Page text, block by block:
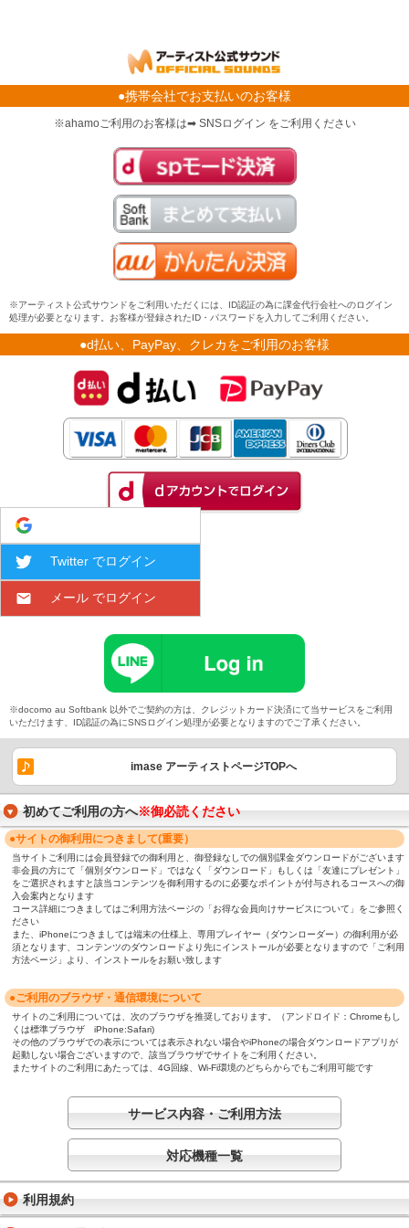
●携帯会社でお支払いのお客様
※ahamoご利用のお客様は➡ SNSログイン をご利用ください
※アーティスト公式サウンドをご利用いただくには、ID認証の為に課金代行会社へのログイン
処理が必要となります。お客様が登録されたID・パスワードを入力してご利用ください。
●d払い、PayPay、クレカをご利用のお客様
Twitter でログイン
メール でログイン
※docomo au Softbank 以外でご契約の方は、クレジットカード決済にて当サービスをご利用
いただけます、ID認証の為にSNSログイン処理が必要となりますのでご了承ください。
imase アーティストページTOPへ
初めてご利用の方へ※御必読ください
●サイトの御利用につきまして(重要）
当サイトご利用には会員登録での御利用と、御登録なしでの個別課金ダウンロードがございます
非会員の方にて「個別ダウンロード」ではなく「ダウンロード」もしくは「友達にプレゼント」
をご選択されますと該当コンテンツを御利用するのに必要なポイントが付与されるコースへの御
入会案内となります
コース詳細につきましてはご利用方法ページの「お得な会員向けサービスについて」をご参照く
ださい
また、iPhoneにつきましては端末の仕様上、専用プレイヤー（ダウンローダー）の御利用が必
須となります、コンテンツのダウンロードより先にインストールが必要となりますので「ご利用
方法ページ」より、インストールをお願い致します
●ご利用のブラウザ・通信環境について
サイトのご利用については、次のブラウザを推奨しております。（アンドロイド：Chromeもし
くは標準ブラウザ iPhone:Safari)
その他のブラウザでの表示については表示されない場合やiPhoneの場合ダウンロードアプリが
起動しない場合ございますので、該当ブラウザでサイトをご利用ください。
またサイトのご利用にあたっては、4G回線、Wi-Fi環境のどちらからでもご利用可能です
サービス内容・ご利用方法
対応機種一覧
利用規約